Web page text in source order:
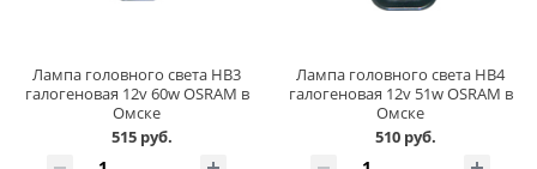
Лампа головного света HB3
галогеновая 12v 60w OSRAM в
Омске
515 руб.
Лампа головного света HB4
галогеновая 12v 51w OSRAM в
Омске
510 руб.